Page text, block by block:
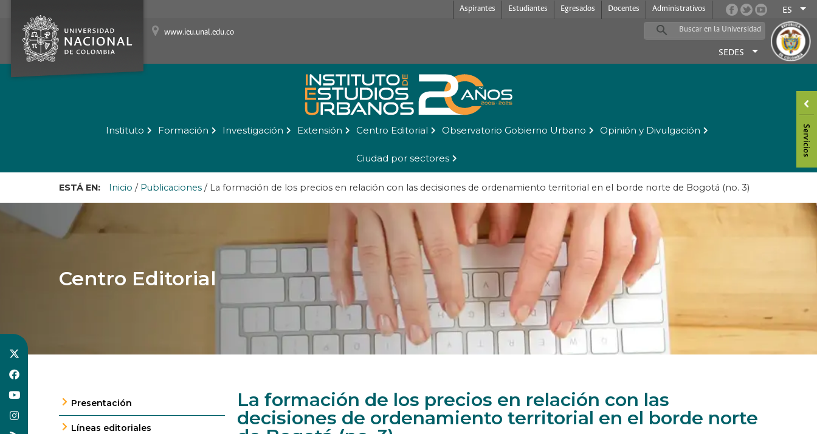
Aspirantes Estudiantes Egresados Docentes Administrativos ES
www.ieu.unal.edu.co
SEDES
Instituto Formación Investigación Extensión Centro Editorial Observatorio Gobierno Urbano Opinión y Divulgación
Ciudad por sectores
ESTÁ EN: Inicio / Publicaciones / La formación de los precios en relación con las decisiones de ordenamiento territorial en el borde norte de Bogotá (no. 3)
Centro Editorial
Presentación
Líneas editoriales
La formación de los precios en relación con las
decisiones de ordenamiento territorial en el borde norte